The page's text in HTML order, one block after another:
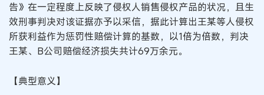
告》在一定程度上反映了侵权人销售侵权产品的状况，且生
效刑事判决对该证据亦予以采信，据此计算出王某等人侵权
所获利益作为惩罚性赔偿计算的基数，以1倍为倍数，判决
王某、B公司赔偿经济损失共计69万余元。
【典型意义】